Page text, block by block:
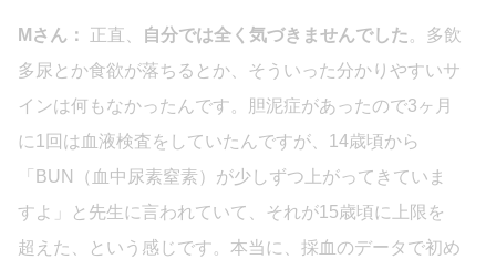
Mさん： 正直、 自分では全く気づきませんでした。多飲
多尿とか食欲が落ちるとか、そういった分かりやすいサ
インは何もなかったんです。胆泥症があったので3ヶ月
に1回は血液検査をしていたんですが、14歳頃から
「BUN（血中尿素窒素）が少しずつ上がってきていま
すよ」と先生に言われていて、それが15歳頃に上限を
超えた、という感じです。本当に、採血のデータで初め